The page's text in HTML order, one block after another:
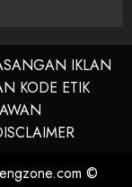
IKLAN
KODE ETIK
©